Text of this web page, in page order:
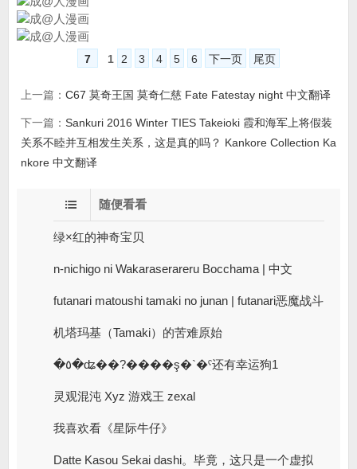
7 1 2 3 4 5 6 下一页 尾页
上一篇： C67 莫奇王国 莫奇仁慈 Fate Fatestay night 中文翻译
下一篇： Sankuri 2016 Winter TIES Takeioki 霞和海军上将假装
关系不睦并互相发生关系，这是真的吗？ Kankore Collection Ka
nkore 中文翻译
随便看看
绿×红的神奇宝贝
n-nichigo ni Wakaraserareru Bocchama | 中文
futanari matoushi tamaki no junan | futanari恶魔战斗
机塔玛基（Tamaki）的苦难原始
�٥�ʥ��?����ş�`�ˤ还有幸运狗​​1
灵观混沌 Xyz 游戏王 zexal
我喜欢看《星际牛仔》
Datte Kasou Sekai dashi。毕竟，这只是一个虚拟